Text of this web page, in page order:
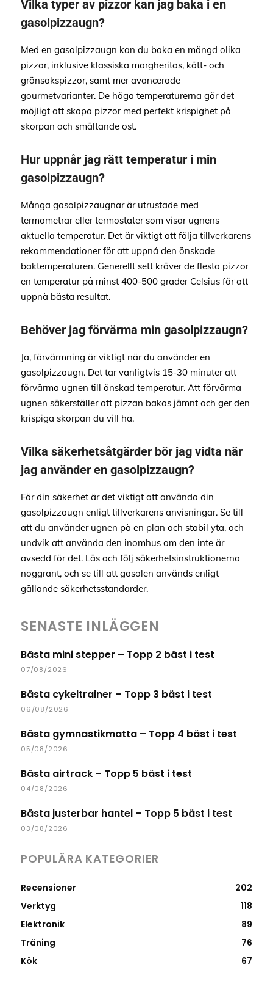
Vilka typer av pizzor kan jag baka i en
gasolpizzaugn?
Med en gasolpizzaugn kan du baka en mängd olika
pizzor, inklusive klassiska margheritas, kött- och
grönsakspizzor, samt mer avancerade
gourmetvarianter. De höga temperaturerna gör det
möjligt att skapa pizzor med perfekt krispighet på
skorpan och smältande ost.
Hur uppnår jag rätt temperatur i min
gasolpizzaugn?
Många gasolpizzaugnar är utrustade med
termometrar eller termostater som visar ugnens
aktuella temperatur. Det är viktigt att följa tillverkarens
rekommendationer för att uppnå den önskade
baktemperaturen. Generellt sett kräver de flesta pizzor
en temperatur på minst 400-500 grader Celsius för att
uppnå bästa resultat.
Behöver jag förvärma min gasolpizzaugn?
Ja, förvärmning är viktigt när du använder en
gasolpizzaugn. Det tar vanligtvis 15-30 minuter att
förvärma ugnen till önskad temperatur. Att förvärma
ugnen säkerställer att pizzan bakas jämnt och ger den
krispiga skorpan du vill ha.
Vilka säkerhetsåtgärder bör jag vidta när
jag använder en gasolpizzaugn?
För din säkerhet är det viktigt att använda din
gasolpizzaugn enligt tillverkarens anvisningar. Se till
att du använder ugnen på en plan och stabil yta, och
undvik att använda den inomhus om den inte är
avsedd för det. Läs och följ säkerhetsinstruktionerna
noggrant, och se till att gasolen används enligt
gällande säkerhetsstandarder.
SENASTE INLÄGGEN
Bästa mini stepper – Topp 2 bäst i test
07/08/2026
Bästa cykeltrainer – Topp 3 bäst i test
06/08/2026
Bästa gymnastikmatta – Topp 4 bäst i test
05/08/2026
Bästa airtrack – Topp 5 bäst i test
04/08/2026
Bästa justerbar hantel – Topp 5 bäst i test
03/08/2026
POPULÄRA KATEGORIER
Recensioner
202
Verktyg
118
Elektronik
89
Träning
76
Kök
67